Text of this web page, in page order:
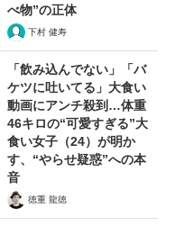
べ物”の正体
下村 健寿
「飲み込んでない」「バ
ケツに吐いてる」大食い
動画にアンチ殺到…体重
46キロの“可愛すぎる”大
食い女子（24）が明か
す、“やらせ疑惑”への本
音
徳重 龍徳